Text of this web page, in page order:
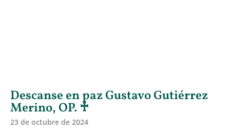
Descanse en paz Gustavo Gutiérrez
Merino, OP. ♰
23 de octubre de 2024